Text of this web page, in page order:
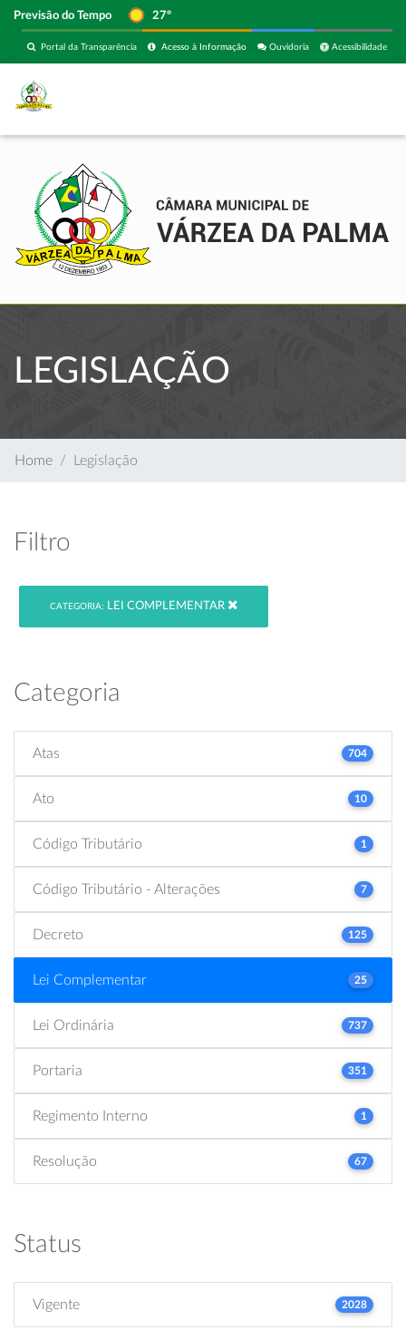
Previsão do Tempo 27º
Acessibilidade
Ouvidoria
Acesso à Informação
Portal da Transparência
LEGISLAÇÃO
Home Legislação
Filtro
CATEGORIA: LEI COMPLEMENTAR
Categoria
Atas 704
Ato 10
Código Tributário 1
Código Tributário - Alterações 7
Decreto 125
Lei Complementar 25
Lei Ordinária 737
Portaria 351
Regimento Interno 1
Resolução 67
Status
Vigente 2028